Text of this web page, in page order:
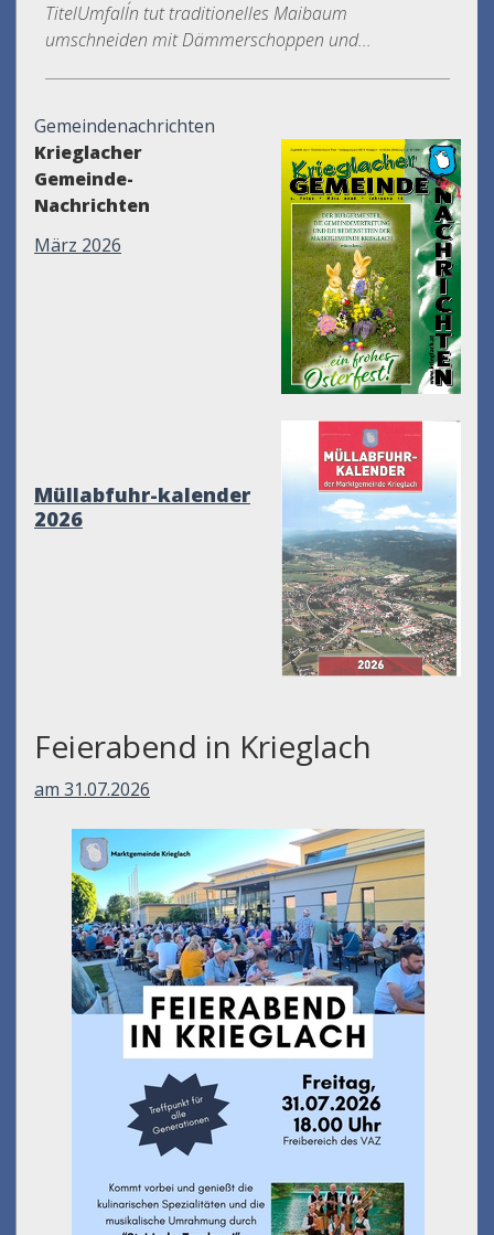
TitelUmfall´n tut traditionelles Maibaum
umschneiden mit Dämmerschoppen und...
Gemeindenachrichten
Krieglacher
Gemeinde-
Nachrichten
März 2026
Müllabfuhr-kalender
2026
Feierabend in Krieglach
am 31.07.2026